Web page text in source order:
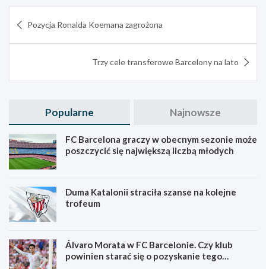
wpisu
Pozycja Ronalda Koemana zagrożona
Trzy cele transferowe Barcelony na lato
Popularne Najnowsze
FC Barcelona graczy w obecnym sezonie może
poszczycić się największą liczbą młodych
Duma Katalonii straciła szanse na kolejne
trofeum
Álvaro Morata w FC Barcelonie. Czy klub
powinien starać się o pozyskanie tego